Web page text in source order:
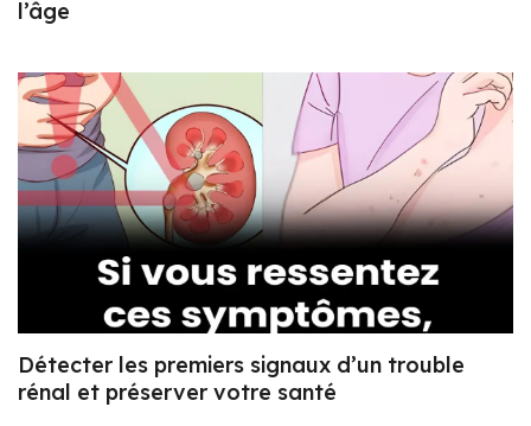
l’âge
Détecter les premiers signaux d’un trouble
rénal et préserver votre santé